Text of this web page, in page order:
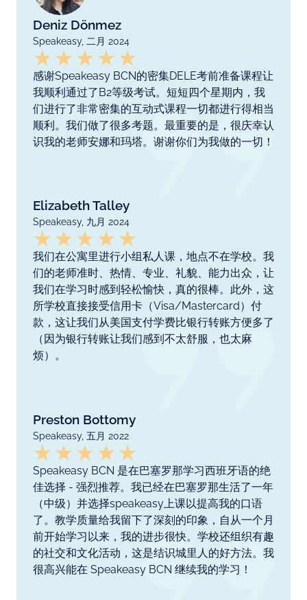
Deniz Dönmez
Speakeasy, 二月 2024
感谢Speakeasy BCN的密集DELE考前准备课程让
我顺利通过了B2等级考试。短短四个星期内，我
们进行了非常密集的互动式课程一切都进行得相当
顺利。我们做了很多考题。最重要的是，很庆幸认
识我的老师安娜和玛塔。谢谢你们为我做的一切！
Elizabeth Talley
Speakeasy, 九月 2024
我们在公寓里进行小组私人课，地点不在学校。我
们的老师准时、热情、专业、礼貌、能力出众，让
我们在学习时感到轻松愉快，真的很棒。此外，这
所学校直接接受信用卡（Visa/Mastercard）付
款，这让我们从美国支付学费比银行转账方便多了
（因为银行转账让我们感到不太舒服，也太麻
烦）。
Preston Bottomy
Speakeasy, 五月 2022
Speakeasy BCN 是在巴塞罗那学习西班牙语的绝
佳选择 - 强烈推荐。我已经在巴塞罗那生活了一年
（中级）并选择speakeasy上课以提高我的口语
了。教学质量给我留下了深刻的印象，自从一个月
前开始学习以来，我的进步很快。学校还组织有趣
的社交和文化活动，这是结识城里人的好方法。我
很高兴能在 Speakeasy BCN 继续我的学习！